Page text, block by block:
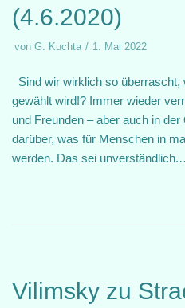
(4.6.2020)
von G. Kuchta 1. Mai 2022
Sind wir wirklich so überrascht,
gewählt wird!? Immer wieder
und Freunden – aber auch in
darüber, was für Menschen in
werden. Das sei
Vilimsky zu